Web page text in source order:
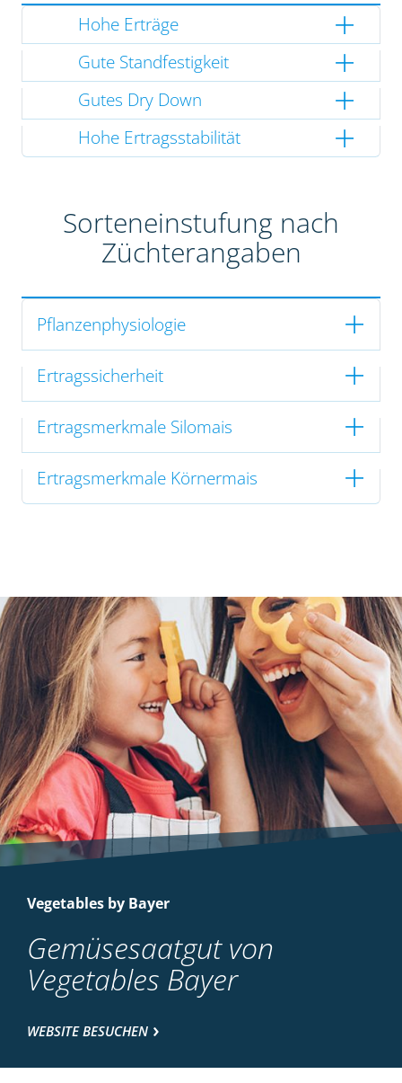
Hohe Erträge
Gute Standfestigkeit
Gutes Dry Down
Hohe Ertragsstabilität
Sorteneinstufung nach
Züchterangaben
Pflanzenphysiologie
Ertragssicherheit
Ertragsmerkmale Silomais
Ertragsmerkmale Körnermais
Vegetables by Bayer
Gemüsesaatgut von
Vegetables Bayer
WEBSITE BESUCHEN